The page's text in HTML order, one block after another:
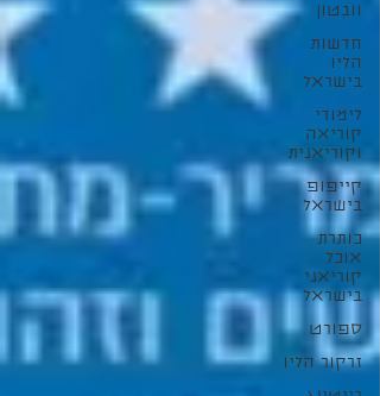
וובטון
חדשות
הליו
בישראל
לימודי
קוריאה
וקוריאנית
קייפופ
בישראל
כותרת
אוכל
קוריאני
בישראל
ספורט
זרקור הליו